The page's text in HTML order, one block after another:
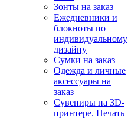
Зонты на заказ
Ежедневники и
блокноты по
индивидуальному
дизайну
Сумки на заказ
Одежда и личные
аксессуары на
заказ
Сувениры на 3D-
принтере. Печать